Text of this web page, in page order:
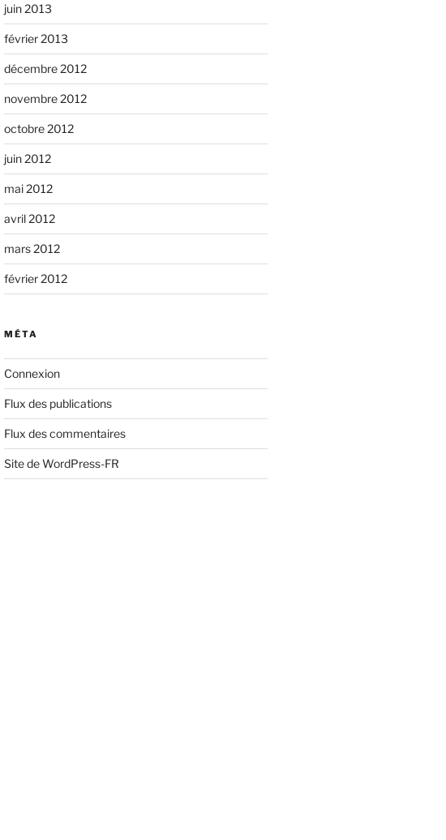
juin 2013
février 2013
décembre 2012
novembre 2012
octobre 2012
juin 2012
mai 2012
avril 2012
mars 2012
février 2012
MÉTA
Connexion
Flux des publications
Flux des commentaires
Site de WordPress-FR